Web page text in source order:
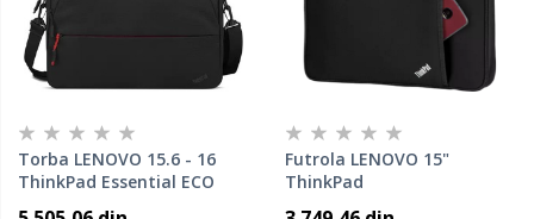
Torba LENOVO 15.6 - 16
ThinkPad Essential ECO
Futrola LENOVO 15"
ThinkPad